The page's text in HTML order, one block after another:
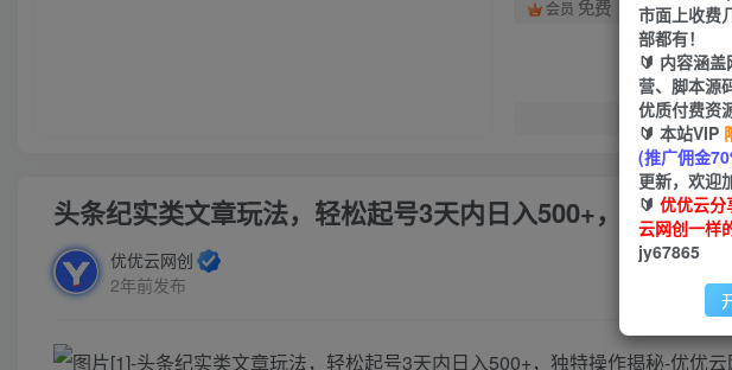
会员 免费
头条纪实类文章玩法，轻松起号3天内日入500+，独特操
优优云网创
2年前发布
市面上收费
部都有！
🔰 内容涵
营、脚本源
优质付费资
🔰 本站VIP
(推广佣金
更新，欢迎
🔰 优优云分
云网创一样
jy67865